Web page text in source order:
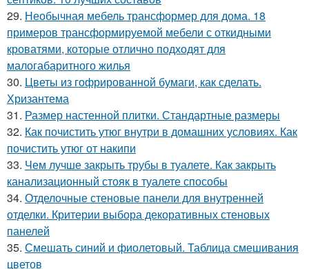
29. Необычная мебель трансформер для дома. 18
примеров трансформируемой мебели с откидными
кроватями, которые отлично подходят для
малогабаритного жилья
30. Цветы из гофрированной бумаги, как сделать.
Хризантема
31. Размер настенной плитки. Стандартные размеры
32. Как почистить утюг внутри в домашних условиях. Как
почистить утюг от накипи
33. Чем лучше закрыть трубы в туалете. Как закрыть
канализационный стояк в туалете способы
34. Отделочные стеновые панели для внутренней
отделки. Критерии выбора декоративных стеновых
панелей
35. Смешать синий и фиолетовый. Таблица смешивания
цветов